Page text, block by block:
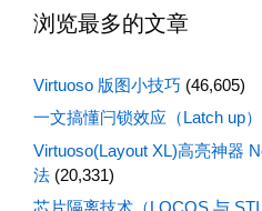
浏览最多的文章
Virtuoso 版图小技巧 (46,605)
一文搞懂闩锁效应（Latch up）
Virtuoso(Layout XL)高亮神器
法 (20,331)